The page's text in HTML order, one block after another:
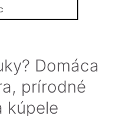
Domáca
prírodné
kúpele